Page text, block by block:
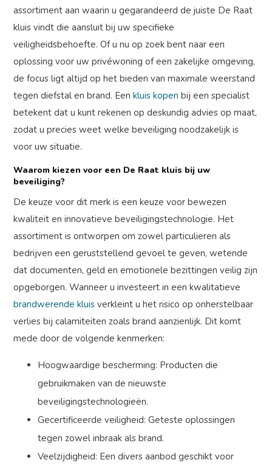
assortiment aan waarin u gegarandeerd de juiste De Raat
kluis vindt die aansluit bij uw specifieke
veiligheidsbehoefte. Of u nu op zoek bent naar een
oplossing voor uw privéwoning of een zakelijke omgeving,
de focus ligt altijd op het bieden van maximale weerstand
tegen diefstal en brand. Eenkluis kopen bij een specialist
betekent dat u kunt rekenen op deskundig advies op maat,
zodat u precies weet welke beveiliging noodzakelijk is
voor uw situatie.
Waarom kiezen voor een De Raat kluis bij uw
beveiliging?
De keuze voor dit merk is een keuze voor bewezen
kwaliteit en innovatieve beveiligingstechnologie. Het
assortiment is ontworpen om zowel particulieren als
bedrijven een geruststellend gevoel te geven, wetende
dat documenten, geld en emotionele bezittingen veilig zijn
opgeborgen. Wanneer u investeert in een kwalitatieve
brandwerende kluis verkleint u het risico op onherstelbaar
verlies bij calamiteiten zoals brand aanzienlijk. Dit komt
mede door de volgende kenmerken:
Hoogwaardige bescherming: Producten die
gebruikmaken van de nieuwste
beveiligingstechnologieën.
Gecertificeerde veiligheid: Geteste oplossingen
tegen zowel inbraak als brand.
Veelzijdigheid: Een divers aanbod geschikt voor